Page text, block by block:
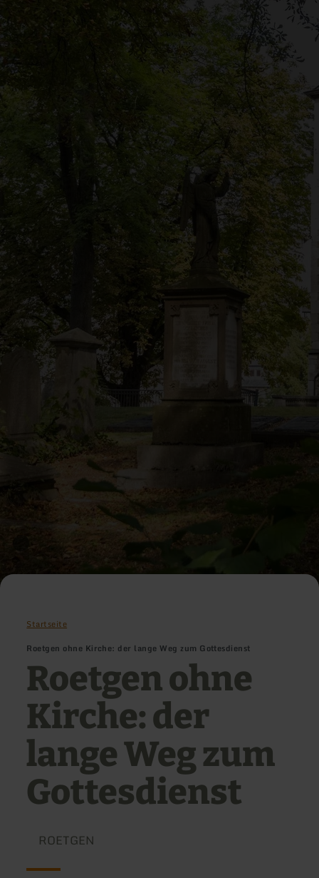
Startseite
Roetgen ohne Kirche: der lange Weg zum Gottesdienst
Roetgen ohne
Kirche: der
lange Weg zum
Gottesdienst
ROETGEN